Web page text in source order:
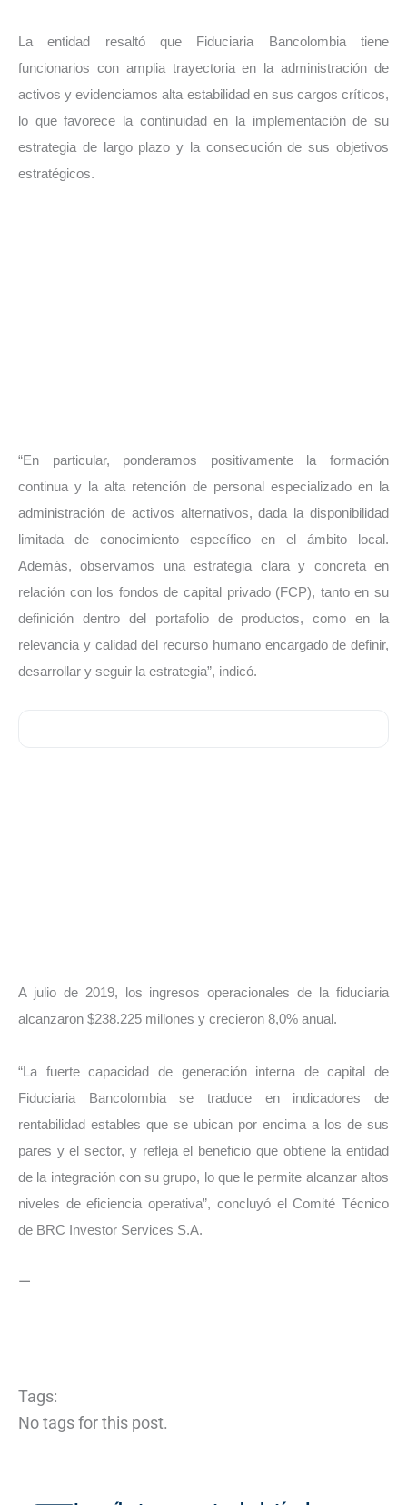
La entidad resaltó que Fiduciaria Bancolombia tiene
funcionarios con amplia trayectoria en la administración de
activos y evidenciamos alta estabilidad en sus cargos críticos,
lo que favorece la continuidad en la implementación de su
estrategia de largo plazo y la consecución de sus objetivos
estratégicos.
“En particular, ponderamos positivamente la formación
continua y la alta retención de personal especializado en la
administración de activos alternativos, dada la disponibilidad
limitada de conocimiento específico en el ámbito local.
Además, observamos una estrategia clara y concreta en
relación con los fondos de capital privado (FCP), tanto en su
definición dentro del portafolio de productos, como en la
relevancia y calidad del recurso humano encargado de definir,
desarrollar y seguir la estrategia”, indicó.
A julio de 2019, los ingresos operacionales de la fiduciaria
alcanzaron $238.225 millones y crecieron 8,0% anual.
“La fuerte capacidad de generación interna de capital de
Fiduciaria Bancolombia se traduce en indicadores de
rentabilidad estables que se ubican por encima a los de sus
pares y el sector, y refleja el beneficio que obtiene la entidad
de la integración con su grupo, lo que le permite alcanzar altos
niveles de eficiencia operativa”, concluyó el Comité Técnico
de BRC Investor Services S.A.
—
Tags:
No tags for this post.